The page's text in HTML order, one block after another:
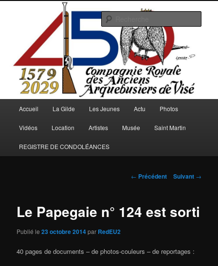
Arquebusiers.eu
Accueil La Gilde Les Jeunes Actu Photos
Vidéos Location Artistes Musée Saint Martin
REGISTRE DE CONDOLÉANCES
Navigation
← Précédent Suivant →
Le Papegaie n° 124 est sorti
Publié le23 octobre 2014par RedEU2
40 pages de documents – de photos-couleurs – de reportages :